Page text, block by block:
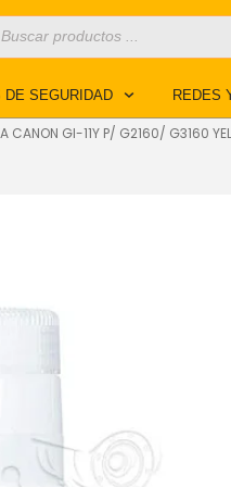
DE SEGURIDAD REDES
CANON GI-11Y P/ G2160/ G3160